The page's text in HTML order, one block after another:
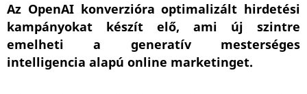
Az OpenAI konverzióra optimalizált hirdetési
kampányokat készít elő, ami új szintre
emelheti a generatív mesterséges
intelligencia alapú online marketinget.